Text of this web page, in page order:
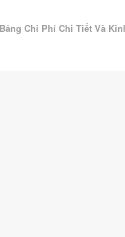
Chi Phí Chi Tiết Và